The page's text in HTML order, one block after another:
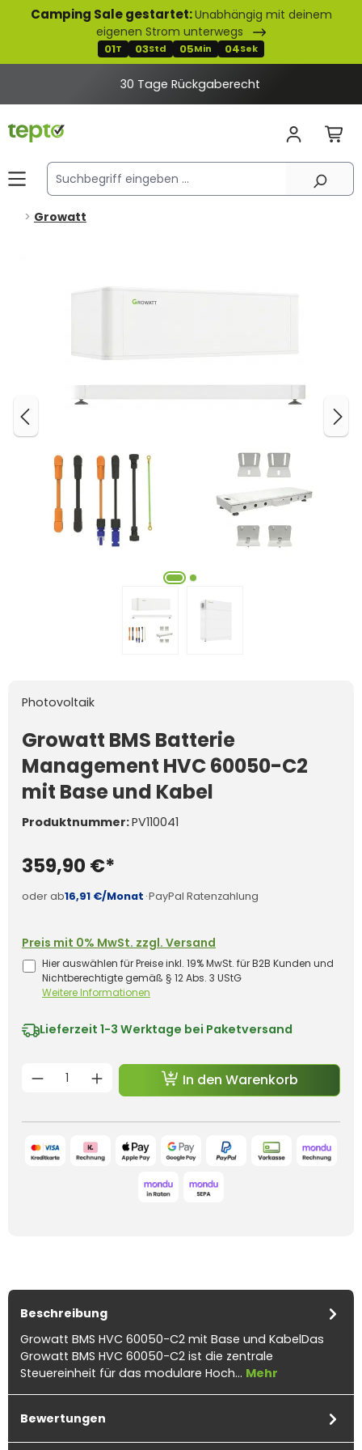
springen
Camping Sale gestartet:Unabhängig mit deinem
eigenen Strom unterwegs
01T 03Std 05Min 04Sek
30 Tage Rückgaberecht
Growatt
Photovoltaik
Growatt BMS Batterie
Management HVC 60050-C2
mit Base und Kabel
Produktnummer:PV110041
359,90 €*
oder ab16,91 €/Monat ·PayPal Ratenzahlung
Preis mit 0% MwSt. zzgl. Versand
Hier auswählen für Preise inkl. 19% MwSt. für B2B Kunden und
Nichtberechtigte gemäß § 12 Abs. 3 UStG
Weitere Informationen
Lieferzeit 1-3 Werktage bei Paketversand
Produkt Anzahl: Gib den
In den Warenkorb
Beschreibung
Growatt BMS HVC 60050-C2 mit Base und KabelDas
Growatt BMS HVC 60050-C2 ist die zentrale
Steuereinheit für das modulare Hoch… Mehr
Bewertungen